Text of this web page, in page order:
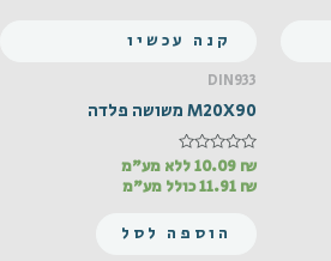
קנה עכשיו
DIN933
M20X90 משושה פלדה
דורג
מתוך
10.09 ₪
ללא מע"מ
11.91 ₪ כולל מע"מ
הוספה לסל